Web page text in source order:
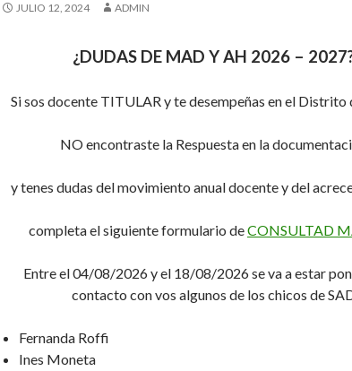
JULIO 12, 2024 ADMIN
¿DUDAS DE MAD Y AH 2026 –
Si sos docente TITULAR y te desempeñas en el Distrito
NO encontraste la Respuesta en la
y tenes dudas del movimiento anual docente y del
completa el siguiente formulario deCONSULTAD
Entre el 04/08/2026 y el 18/08/2026 se va a estar
contacto con vos algunos de los chicos de
Fernanda Roffi
Ines Moneta